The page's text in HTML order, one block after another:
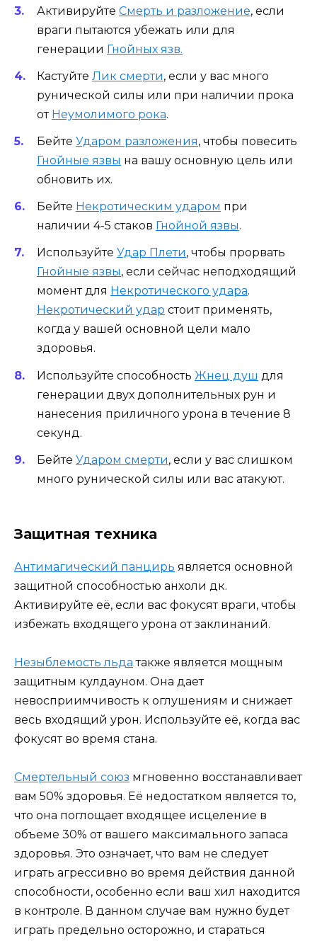
Активируйте Смерть и разложение, если
враги пытаются убежать или для
генерации Гнойных язв.
Кастуйте Лик смерти, если у вас много
рунической силы или при наличии прока
от Неумолимого рока.
Бейте Ударом разложения, чтобы повесить
Гнойные язвы на вашу основную цель или
обновить их.
Бейте Некротическим ударом при
наличии 4-5 стаков Гнойной язвы.
Используйте Удар Плети, чтобы прорвать
Гнойные язвы, если сейчас неподходящий
момент для Некротического удара.
Некротический удар стоит применять,
когда у вашей основной цели мало
здоровья.
Используйте способность Жнец душ для
генерации двух дополнительных рун и
нанесения приличного урона в течение 8
секунд.
Бейте Ударом смерти, если у вас слишком
много рунической силы или вас атакуют.
Защитная техника
Антимагический панцирь является основной
защитной способностью анхоли дк.
Активируйте её, если вас фокусят враги, чтобы
избежать входящего урона от заклинаний.
Незыблемость льда также является мощным
защитным кулдауном. Она дает
невосприимчивость к оглушениям и снижает
весь входящий урон. Используйте её, когда вас
фокусят во время стана.
Смертельный союз мгновенно восстанавливает
вам 50% здоровья. Её недостатком является то,
что она поглощает входящее исцеление в
объеме 30% от вашего максимального запаса
здоровья. Это означает, что вам не следует
играть агрессивно во время действия данной
способности, особенно если ваш хил находится
в контроле. В данном случае вам нужно будет
играть предельно осторожно, и стараться